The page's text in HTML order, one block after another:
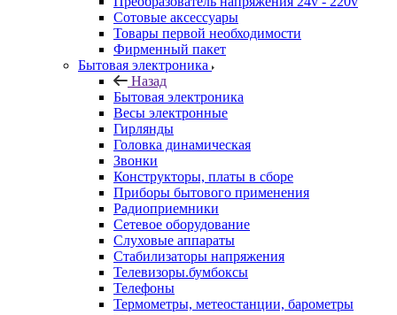
Сотовые аксессуары
Товары первой необходимости
Фирменный пакет
Бытовая электроника
Назад
Бытовая электроника
Весы электронные
Гирлянды
Головка динамическая
Звонки
Конструкторы, платы в сборе
Приборы бытового применения
Радиоприемники
Сетевое оборудование
Слуховые аппараты
Стабилизаторы напряжения
Телевизоры.бумбоксы
Телефоны
Термометры, метеостанции, барометры